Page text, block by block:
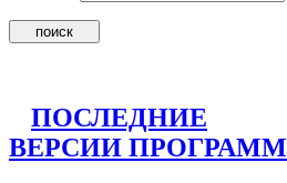
ПОСЛЕДНИЕ
ВЕРСИИ ПРОГРАММ